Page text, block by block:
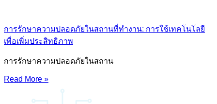
การรักษาความปลอดภัยในสถานที่ทำงาน: การใช้เทคโนโลยี
เพื่อเพิ่มประสิทธิภาพ
การรักษาความปลอดภัยในสถาน
Read More »